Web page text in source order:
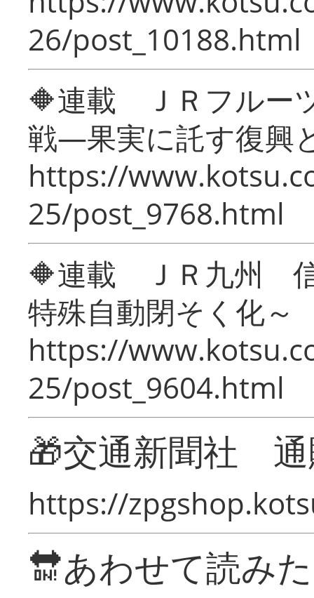
26/post_10188.html
🔶連載 ＪＲフルー
戦―果実に託す復興
https://
25/post_9768.html
🔶連載 ＪＲ九州 信
特殊自動閉そく化～
https://
25/post_9604.html
🎁交通新聞社
https://
🔛あわせて読み